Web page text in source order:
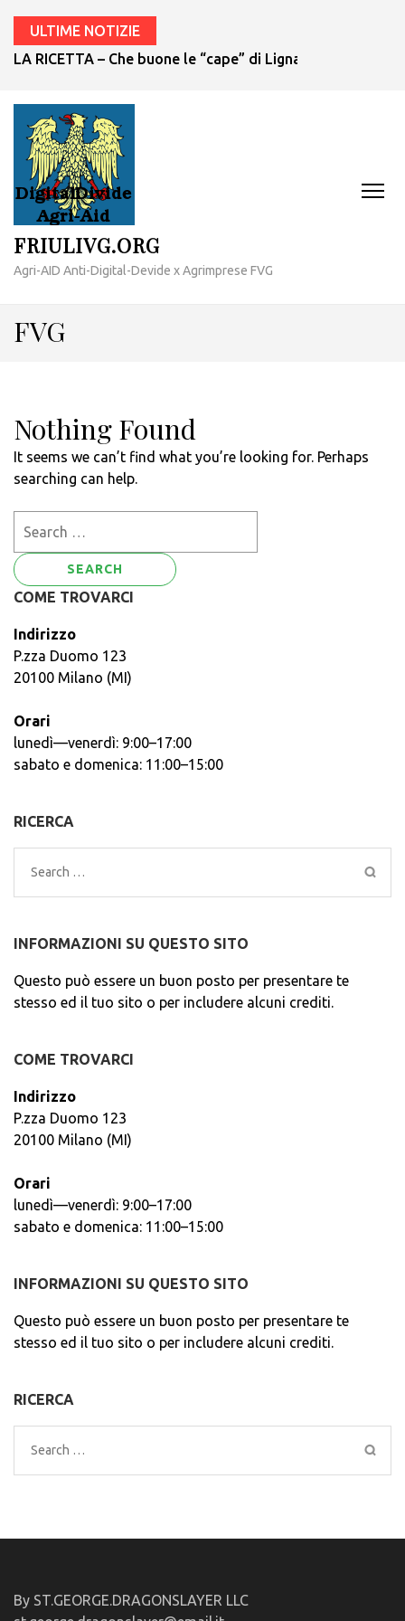
ULTIME NOTIZIE
LA RICETTA – Che buone le “cape” di Lignano!
FRIULIVG.ORG
Agri-AID Anti-Digital-Devide x Agrimprese FVG
FVG
Nothing Found
It seems we can’t find what you’re looking for. Perhaps
searching can help.
COME TROVARCI
Indirizzo
P.zza Duomo 123
20100 Milano (MI)
Orari
lunedì—venerdì: 9:00–17:00
sabato e domenica: 11:00–15:00
RICERCA
Search
for:
INFORMAZIONI SU QUESTO SITO
Questo può essere un buon posto per presentare te
stesso ed il tuo sito o per includere alcuni crediti.
COME TROVARCI
Indirizzo
P.zza Duomo 123
20100 Milano (MI)
Orari
lunedì—venerdì: 9:00–17:00
sabato e domenica: 11:00–15:00
INFORMAZIONI SU QUESTO SITO
Questo può essere un buon posto per presentare te
stesso ed il tuo sito o per includere alcuni crediti.
RICERCA
Search
for:
By ST.GEORGE.DRAGONSLAYER LLC